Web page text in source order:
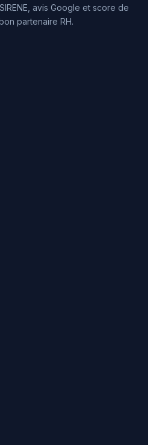
avis Google et score de
partenaire RH.